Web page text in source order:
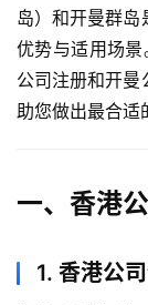
岛）和开曼群岛
优势与适用场
公司注册和开曼
助您做出最合适
一、香港
1. 香港公